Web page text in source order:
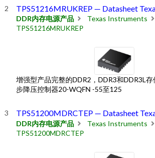
TPS51216MRUKREP — Datasheet
DDR内存电源产品 Texas Instruments
TPS51216MRUKREP
增强型产品完整的DDR2，DDR3和DDR3L
步降压控制器20-WQFN -55至125
TPS51200MDRCTEP — Datasheet
DDR内存电源产品 Texas Instruments
TPS51200MDRCTEP